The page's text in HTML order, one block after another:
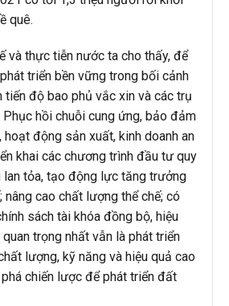
quê.
và thực tiễn nước ta cho thấy, để
triển bền vững trong bối cảnh
tiến độ bao phủ vắc xin và các trụ
hồi chuỗi cung ứng, bảo đảm
hoạt động sản xuất, kinh doanh an
khai các chương trình đầu tư quy
tỏa, tạo động lực tăng trưởng
nâng cao chất lượng thể chế; có
sách tài khóa đồng bộ, hiệu
trọng nhất vẫn là phát triển
lượng, kỹ năng và hiệu quả cao
chiến lược để phát triển đất